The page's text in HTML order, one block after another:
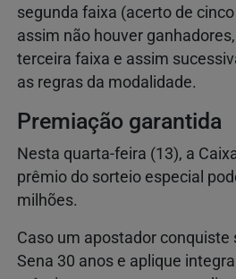
segunda faixa (acerto de
assim não houver
terceira faixa e assim
as regras da modalidade.
Premiação garantida
Nesta quarta-feira (13), a
prêmio do sorteio especial
milhões.
Caso um apostador conquiste
Sena 30 anos e aplique